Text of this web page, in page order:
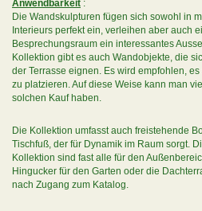
Anwendbarkeit :
Die Wandskulpturen fügen sich sowohl in
Interieurs perfekt ein, verleihen aber auch
Besprechungsraum ein interessantes
Kollektion gibt es auch Wandobjekte, die
der Terrasse eignen. Es wird empfohlen,
zu platzieren. Auf diese Weise kann man
solchen Kauf haben.
Die Kollektion umfasst auch freistehende
Tischfuß, der für Dynamik im Raum sorgt.
Kollektion sind fast alle für den
Hingucker für den Garten oder die
nach Zugang zum Katalog.